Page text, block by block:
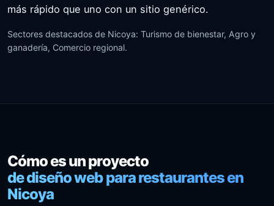
más rápido que uno con un sitio genérico.
Sectores destacados de Nicoya: Turismo de bienestar, Agro y
ganadería, Comercio regional.
Cómo es un proyecto
de diseño web para restaurantes en
Nicoya